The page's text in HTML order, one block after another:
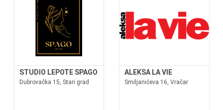
STUDIO LEPOTE SPAGO
Dubrovačka 15, Stari grad
ALEKSA LA VIE
Smiljanićeva 16, Vračar